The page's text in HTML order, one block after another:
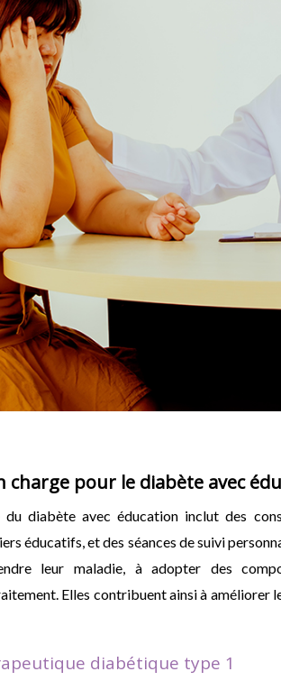
charge pour le diabète avec
du diabète avec éducation inclut des
éducatifs, et des séances de suivi
leur maladie, à adopter des
Elles contribuent ainsi à améliorer
diabétique type 1